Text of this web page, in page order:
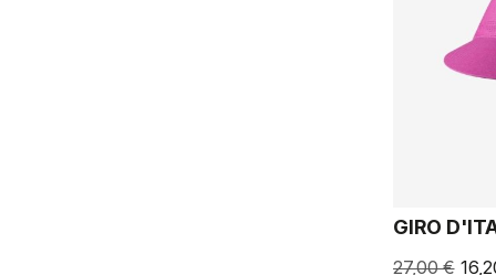
GIRO
27,00 €